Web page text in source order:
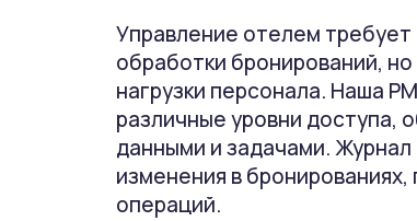
Управление отелем
обработки бронирований,
нагрузки персонала. Наша
различные уровни доступа,
данными и задачами.
изменения в бронированиях,
операций.